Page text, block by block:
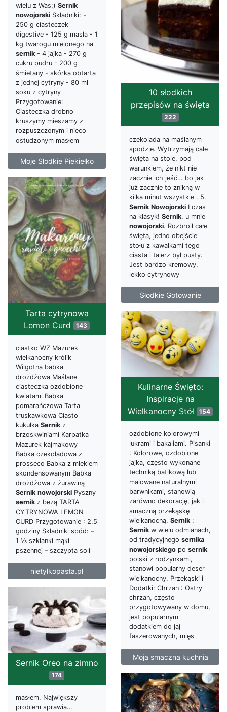
wielu z Was;) Sernik
nowojorski Składniki: -
250 g ciasteczek
digestive - 125 g masła - 1
kg twarogu mielonego na
sernik - 4 jajka - 270 g
cukru pudru - 200 g
śmietany - skórka obtarta
z jednej cytryny - 80 ml
soku z cytryny
Przygotowanie:
Ciasteczka drobno
kruszymy mieszamy z
rozpuszczonym i nieco
ostudzonym masłem
Moje Słodkie Piekiełko
10 słodkich
przepisów na święta
222
czekolada na maślanym
spodzie. Wytrzymają całe
święta na stole, pod
warunkiem, że nikt nie
zacznie ich jeść… bo jak
już zacznie to znikną w
kilka minut wszystkie . 5.
Sernik Nowojorski I czas
na klasyk! Sernik, u mnie
nowojorski. Rozbroił całe
święta, jedno obejście
stołu z kawałkami tego
ciasta i talerz był pusty.
Jest bardzo kremowy,
lekko cytrynowy
Słodkie Gotowanie
Tarta cytrynowa
Lemon Curd 143
ciastko WZ Mazurek
wielkanocny królik
Wilgotna babka
drożdżowa Maślane
ciasteczka ozdobione
kwiatami Babka
pomarańczowa Tarta
truskawkowa Ciasto
kukułka Sernikz
brzoskwiniami Karpatka
Mazurek kajmakowy
Babka czekoladowa z
prosseco Babka z mlekiem
skondensowanym Babka
drożdżowa z żurawiną
Sernik nowojorski Pyszny
sernikz bezą TARTA
CYTRYNOWA LEMON
CURD Przygotowanie : 2,5
godziny Składniki spód: –
1 ⅓ szklanki mąki
pszennej – szczypta soli
nietylkopasta.pl
Kulinarne Święto:
Inspiracje na
Wielkanocny Stół 154
ozdobione kolorowymi
lukrami i bakaliami. Pisanki
: Kolorowe, ozdobione
jajka, często wykonane
techniką batikową lub
malowane naturalnymi
barwnikami, stanowią
zarówno dekorację, jak i
smaczną przekąskę
wielkanocną. Sernik :
Sernik w wielu odmianach,
od tradycyjnego sernika
nowojorskiego po sernik
polski z rodzynkami,
stanowi popularny deser
wielkanocny. Przekąski i
Dodatki: Chrzan : Ostry
chrzan, często
przygotowywany w domu,
jest popularnym
dodatkiem do jaj
faszerowanych, mięs
Moja smaczna kuchnia
Sernik Oreo na zimno
174
masłem. Największy
problem sprawia…